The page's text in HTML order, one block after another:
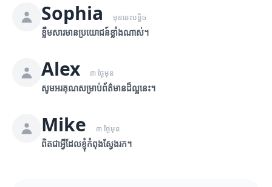
Sophia មុននេះបន្តិច
ខ្លឹមសារមានប្រយោជន៍ខ្លាំងណាស់។
Alex ៣ ថ្ងៃមុន
សូមអរគុណសម្រាប់ព័ត៌មានដ៏ល្អនេះ។
Mike ៣ ថ្ងៃមុន
ពិតជាអ្វីដែលខ្ញុំកំពុងស្វែងរក។